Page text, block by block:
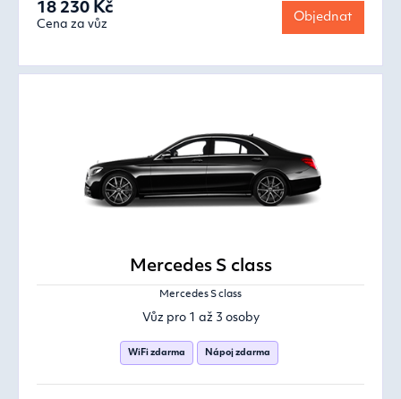
18 230 Kč
Cena za vůz
Objednat
Mercedes S class
Mercedes S class
Vůz pro 1 až 3 osoby
WiFi zdarma Nápoj zdarma